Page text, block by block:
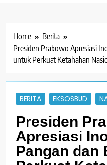
Home
Berita
Presiden Prabowo Apresiasi
untuk Perkuat Ketahahan
BERITA EKSOSBUD
Presiden
Apresiasi
Pangan dan